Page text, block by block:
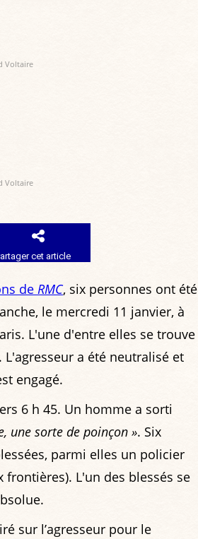
Voltaire
Voltaire
cet article
de RMC, six personnes ont été
le mercredi 11 janvier, à
L'une d'entre elles se trouve
L'agresseur a été neutralisé et
engagé.
6 h 45. Un homme a sorti
une sorte de poinçon ». Six
parmi elles un policier
frontières). L'un des blessés se
sur l’agresseur pour le